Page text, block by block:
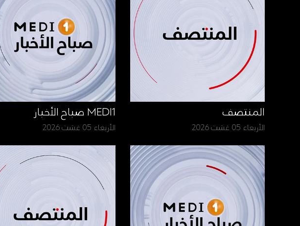
المنتصف
الأربعاء 05 غشت 2026
MEDI1 صباح الأخبار
الأربعاء 05 غشت 2026